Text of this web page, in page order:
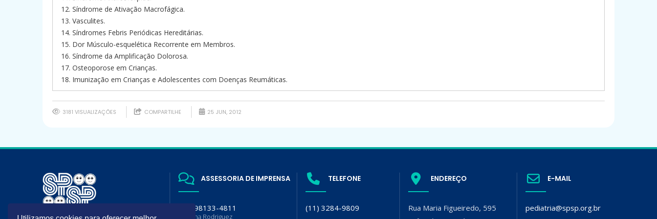
Síndrome de Ativação Macrofágica.
Vasculites.
Síndromes Febris Periódicas Hereditárias.
Dor Músculo-esquelética Recorrente em Membros.
Síndrome da Amplificação Dolorosa.
Osteoporose em Crianças.
Imunização em Crianças e Adolescentes com Doenças Reumáticas.
3181 VISUALIZAÇÕES COMPARTILHE 25 JUN, 2012
ASSESSORIA DE IMPRENSA
(11) 98133-4811
Luciana Rodriguez
TELEFONE
(11) 3284-9809
ENDEREÇO
Rua Maria Figueiredo, 595
E-MAIL
pediatria@spsp.org.br